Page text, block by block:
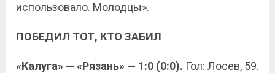
использовало. Молодцы».
ПОБЕДИЛ ТОТ, КТО ЗАБИЛ
«Калуга» — «Рязань» — 1:0 (0:0). Гол: Лосев, 59.